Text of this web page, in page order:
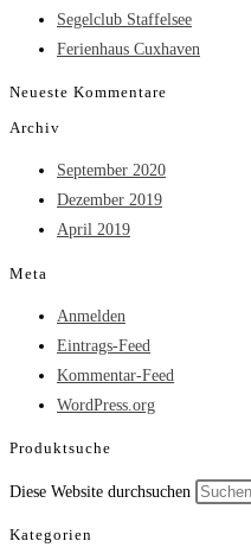
Segelclub Staffelsee
Ferienhaus Cuxhaven
Neueste Kommentare
Archiv
September 2020
Dezember 2019
April 2019
Meta
Anmelden
Eintrags-Feed
Kommentar-Feed
WordPress.org
Produktsuche
Diese Website durchsuchen
Kategorien